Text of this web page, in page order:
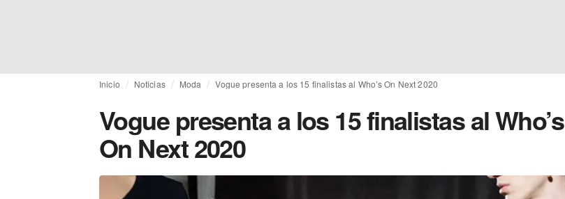
Inicio Noticias Moda Vogue presenta a los 15 finalistas al Who’s On Next 2020
Vogue presenta a los 15 finalistas al Who’s
On Next 2020